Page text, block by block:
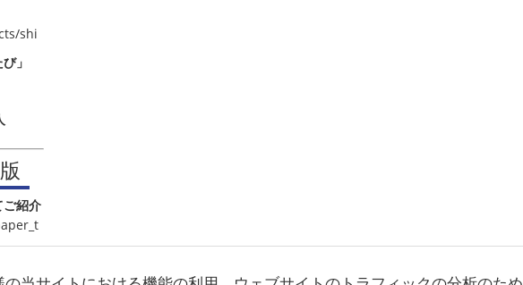
shi
」
ご紹介